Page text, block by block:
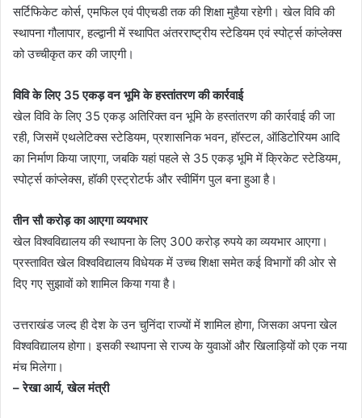
सर्टिफिकेट कोर्स, एमफिल एवं पीएचडी तक की शिक्षा मुहैया रहेगी। खेल विवि की
स्थापना गौलापार, हल्द्वानी में स्थापित अंतरराष्ट्रीय स्टेडियम एवं स्पोर्ट्स कांप्लेक्स
को उच्चीकृत कर की जाएगी।
विवि के लिए 35 एकड़ वन भूमि के हस्तांतरण की कार्रवाई
खेल विवि के लिए 35 एकड़ अतिरिक्त वन भूमि के हस्तांतरण की कार्रवाई की जा
रही, जिसमें एथलेटिक्स स्टेडियम, प्रशासनिक भवन, हॉस्टल, ऑडिटोरियम आदि
का निर्माण किया जाएगा, जबकि यहां पहले से 35 एकड़ भूमि में क्रिकेट स्टेडियम,
स्पोर्ट्स कांप्लेक्स, हॉकी एस्ट्रोटर्फ और स्वीमिंग पुल बना हुआ है।
तीन सौ करोड़ का आएगा व्ययभार
खेल विश्वविद्यालय की स्थापना के लिए 300 करोड़ रुपये का व्ययभार आएगा।
प्रस्तावित खेल विश्वविद्यालय विधेयक में उच्च शिक्षा समेत कई विभागों की ओर से
दिए गए सुझावों को शामिल किया गया है।
उत्तराखंड जल्द ही देश के उन चुनिंदा राज्यों में शामिल होगा, जिसका अपना खेल
विश्वविद्यालय होगा। इसकी स्थापना से राज्य के युवाओं और खिलाड़ियों को एक नया
मंच मिलेगा।
– रेखा आर्य, खेल मंत्री